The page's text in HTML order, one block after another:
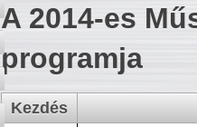
A 2014-es
programja
Kezdés